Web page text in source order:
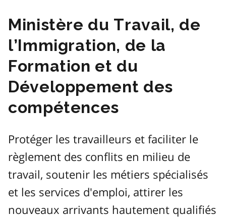
Ministère du Travail, de
l’Immigration, de la
Formation et du
Développement des
compétences
Protéger les travailleurs et faciliter le
règlement des conflits en milieu de
travail, soutenir les métiers spécialisés
et les services d'emploi, attirer les
nouveaux arrivants hautement qualifiés